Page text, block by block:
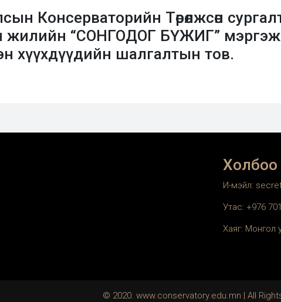
Консерваторийн Төрөлжсөн
жилийн “СОНГОДОГ БҮЖИГ”
хүүхдүүдийн шалгалтын тов.
Холбоо
И-мэйл:
Утас: +976
Хаяг: Монгол
© 2020. www.conservatory.edu.mn | All